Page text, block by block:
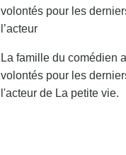
volontés pour les
l’acteur
La famille du comédien
volontés pour les
l'acteur de La petite vie.